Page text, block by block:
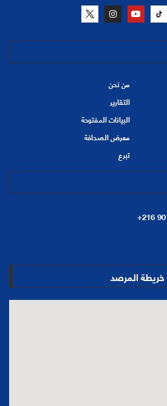
من نحن
التقارير
البيانات المفتوحة
معرض الصحافة
تبرع
+216
خريطة المرصد